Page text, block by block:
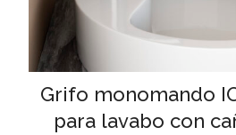
Grifo monomando
para lavabo con